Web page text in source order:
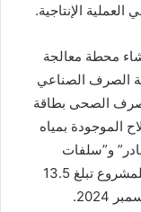
الإنتاجية.
محطة معالجة
الصرف الصناعي
الصرف الصحى بطاقة
الموجودة بمياه
و”سلفات
النشادر”، مشيرًا إلى أن التكلفة الاستثمارية للمشروع تبلغ 13.5